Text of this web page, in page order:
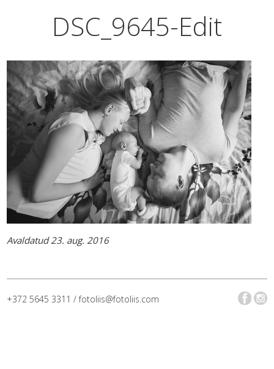
DSC_9645-Edit
Avaldatud 23. aug. 2016
+372 5645 3311 / fotoliis@fotoliis.com